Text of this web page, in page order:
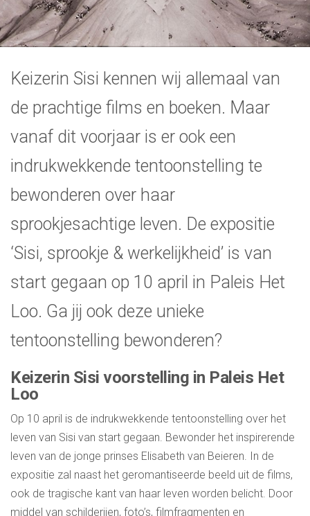
Keizerin Sisi kennen wij allemaal van
de prachtige films en boeken. Maar
vanaf dit voorjaar is er ook een
indrukwekkende tentoonstelling te
bewonderen over haar
sprookjesachtige leven. De expositie
‘Sisi, sprookje & werkelijkheid’ is van
start gegaan op 10 april in Paleis Het
Loo. Ga jij ook deze unieke
tentoonstelling bewonderen?
Keizerin Sisi voorstelling in Paleis Het
Loo
Op 10 april is de indrukwekkende tentoonstelling over het
leven van Sisi van start gegaan. Bewonder het inspirerende
leven van de jonge prinses Elisabeth van Beieren. In de
expositie zal naast het geromantiseerde beeld uit de films,
ook de tragische kant van haar leven worden belicht. Door
middel van schilderijen, foto’s, filmfragmenten en